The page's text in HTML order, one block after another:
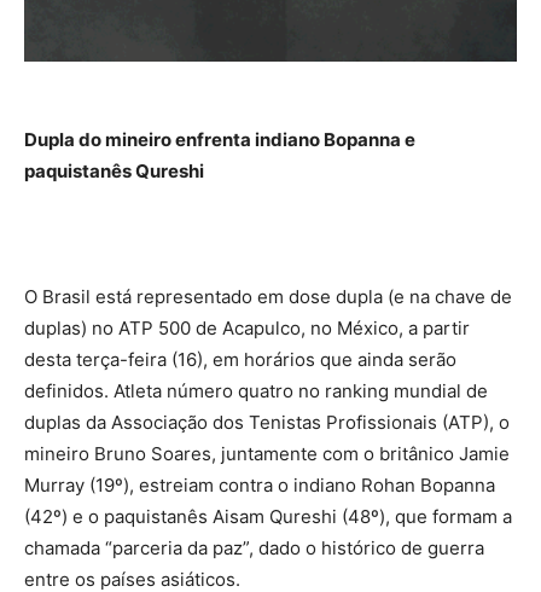
Dupla do mineiro enfrenta indiano Bopanna e
paquistanês Qureshi
O Brasil está representado em dose dupla (e na chave de
duplas) no ATP 500 de Acapulco, no México, a partir
desta terça-feira (16), em horários que ainda serão
definidos. Atleta número quatro no ranking mundial de
duplas da Associação dos Tenistas Profissionais (ATP), o
mineiro Bruno Soares, juntamente com o britânico Jamie
Murray (19º), estreiam contra o indiano Rohan Bopanna
(42º) e o paquistanês Aisam Qureshi (48º), que formam a
chamada “parceria da paz”, dado o histórico de guerra
entre os países asiáticos.